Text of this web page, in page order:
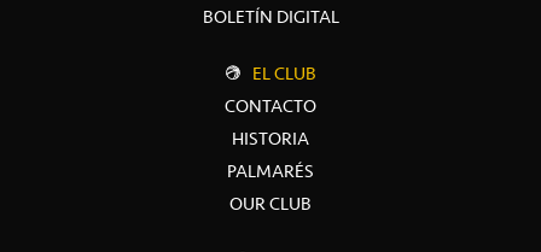
BOLETÍN DIGITAL
EL CLUB
CONTACTO
HISTORIA
PALMARÉS
OUR CLUB